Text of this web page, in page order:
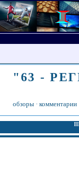
"63 -
обзоры · комментарии